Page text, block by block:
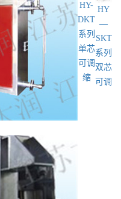
HY-
DKT
系列
单芯
可调
缩
HY
—
SKT
系列
双芯
可调